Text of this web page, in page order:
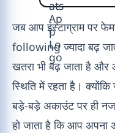
जब आप इंस्टाग्राम पर
following ज्यादा बढ़
खतरा भी बढ़ जाता है
स्थिति में रहता है।
बड़े-बड़े अकाउंट पर ही
हो जाता है कि आप अपना